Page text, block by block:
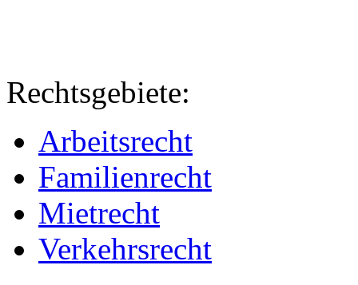
Rechtsgebiete:
Arbeitsrecht
Familienrecht
Mietrecht
Verkehrsrecht